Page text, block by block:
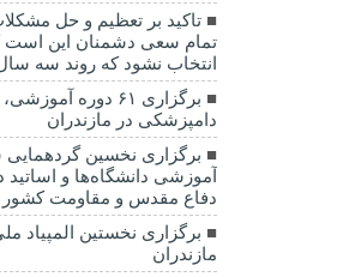
تاکید بر تعظیم و حل
تمام سعی دشمنان این است
انتخاب نشود که روند سه
برگزاری ۶۱ دوره
دامپزشکی در مازندران
برگزاری نخسین
آموزشی دانشگاه‌ها و
دفاع مقدس و مقاومت کشور
برگزاری نخستین المپیاد
مازندران